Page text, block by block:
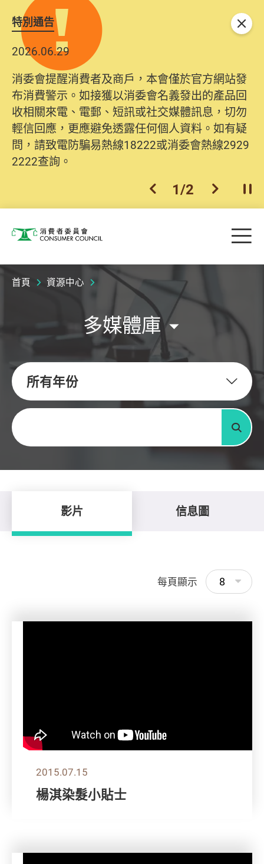
特別通告
2026.06.29
消委會提醒消費者及商戶，本會僅於官方網站發
布消費警示。如接獲以消委會名義發出的產品回
收相關來電、電郵、短訊或社交媒體訊息，切勿
輕信回應，更應避免透露任何個人資料。如有疑
問，請致電防騙易熱線18222或消委會熱線2929
2222查詢。
上一個
1/2 下一個開
關閉
消費者委員會 目
首頁 資源中心
多媒體庫
所有年份
關鍵字
搜尋
影片 信息圖
每頁顯示 8
2015.07.15
楊淇染髮小貼士